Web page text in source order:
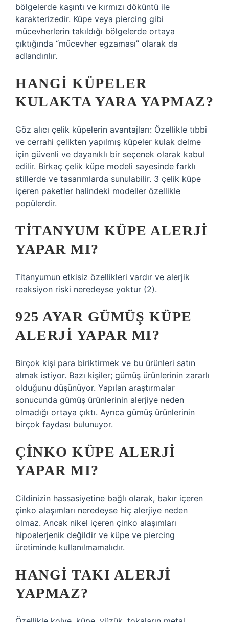
bölgelerde kaşıntı ve kırmızı döküntü ile
karakterizedir. Küpe veya piercing gibi
mücevherlerin takıldığı bölgelerde ortaya
çıktığında “mücevher egzaması” olarak da
adlandırılır.
HANGI KÜPELER
KULAKTA YARA YAPMAZ?
Göz alıcı çelik küpelerin avantajları: Özellikle tıbbi
ve cerrahi çelikten yapılmış küpeler kulak delme
için güvenli ve dayanıklı bir seçenek olarak kabul
edilir. Birkaç çelik küpe modeli sayesinde farklı
stillerde ve tasarımlarda sunulabilir. 3 çelik küpe
içeren paketler halindeki modeller özellikle
popülerdir.
TITANYUM KÜPE ALERJI
YAPAR MI?
Titanyumun etkisiz özellikleri vardır ve alerjik
reaksiyon riski neredeyse yoktur (2).
925 AYAR GÜMÜŞ KÜPE
ALERJI YAPAR MI?
Birçok kişi para biriktirmek ve bu ürünleri satın
almak istiyor. Bazı kişiler; gümüş ürünlerinin zararlı
olduğunu düşünüyor. Yapılan araştırmalar
sonucunda gümüş ürünlerinin alerjiye neden
olmadığı ortaya çıktı. Ayrıca gümüş ürünlerinin
birçok faydası bulunuyor.
ÇINKO KÜPE ALERJI
YAPAR MI?
Cildinizin hassasiyetine bağlı olarak, bakır içeren
çinko alaşımları neredeyse hiç alerjiye neden
olmaz. Ancak nikel içeren çinko alaşımları
hipoalerjenik değildir ve küpe ve piercing
üretiminde kullanılmamalıdır.
HANGI TAKI ALERJI
YAPMAZ?